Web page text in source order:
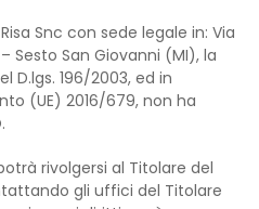
Snc con sede legale in: Via
Sesto San Giovanni (MI), la
D.lgs. 196/2003, ed in
(UE) 2016/679, non ha
rivolgersi al Titolare del
gli uffici del Titolare